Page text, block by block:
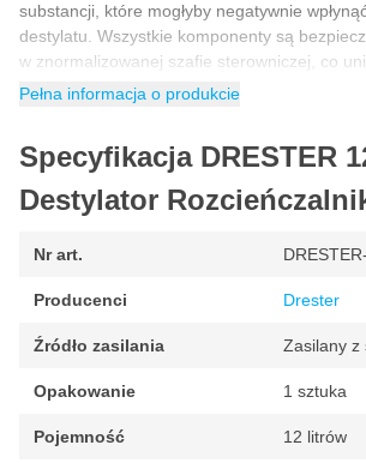
substancji, które mogłyby negatywnie
destylatu. Wszystkie komponenty są
w znormalizowanej szafie sterowniczej, co
zanieczyszczenie. Zastosowanie worków
Charakterystyka techniczna
Pojemność: 12 litrów
Z uszczelką neoprenową, chłodnica
Termostat ogrzewania
Pełna informacja o produkcie
Specyfikacja DRESTER
Destylator
Nr art.
Producenci Drester
Źródło zasilania Zasilany z
Opakowanie 1 sztuka
Pojemność 12 litrów